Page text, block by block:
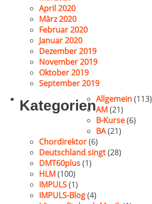
April 2020
März 2020
Februar 2020
Januar 2020
Dezember 2019
November 2019
Oktober 2019
September 2019
KategorienAllgemein(113)
AM(21)
B-Kurse(6)
BA(21)
Chordirektor(6)
Deutschland singt(28)
DMT60plus(1)
HLM(100)
IMPULS(1)
IMPULS-Blog(4)